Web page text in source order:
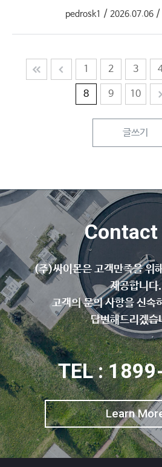
pedrosk1 / 2026.07.06 /
1 2 3
8 9 10
글쓰기
Contact
(주)싸이몬은 고객만족을 위
제공합니다.
고객의 문의 사항을 신속
답변해드리겠습
TEL :
Learn